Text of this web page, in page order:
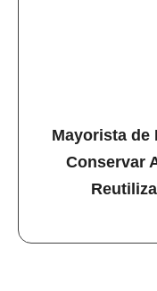
Mayorista de
Conservar